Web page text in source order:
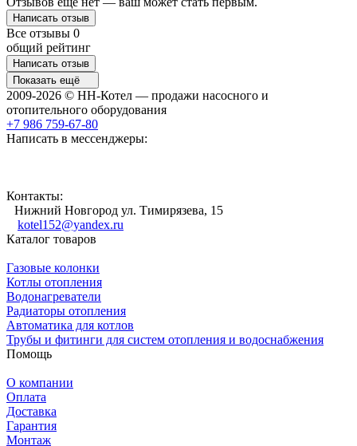
Написать отзыв
Все отзывы 0
общий рейтинг
Написать отзыв
Показать ещё
2009-2026 © НН-Котел — продажи насосного и
отопительного оборудования
+7 986 759-67-80
Написать в мессенджеры:
Контакты:
Нижний Новгород ул. Тимирязева, 15
kotel152@yandex.ru
Каталог товаров
Газовые колонки
Котлы отопления
Водонагреватели
Радиаторы отопления
Автоматика для котлов
Трубы и фитинги для систем отопления и водоснабжения
Помощь
О компании
Оплата
Доставка
Гарантия
Монтаж